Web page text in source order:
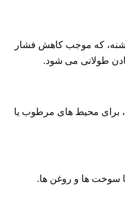
که موجب کاهش فشار
طولانی می شود.
برای محیط های مرطوب یا
سوخت ها و روغن ها.